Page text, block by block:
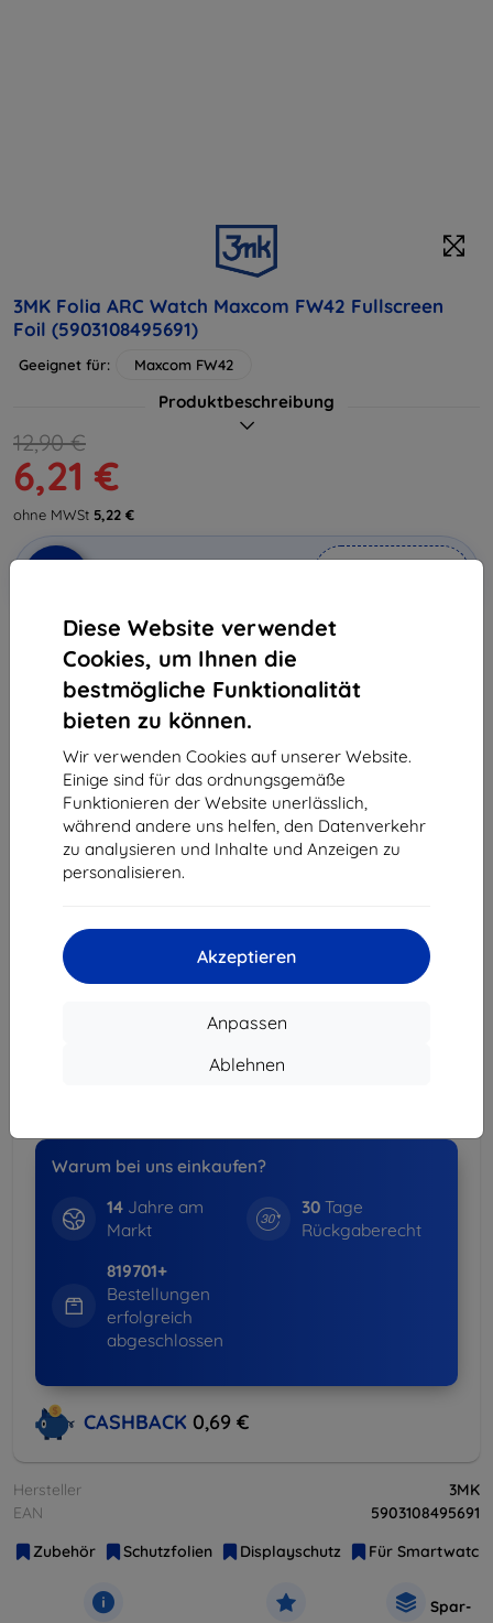
Diese Website verwendet
Cookies, um Ihnen die
bestmögliche Funktionalität
bieten zu können.
Wir verwenden Cookies auf unserer Website.
Einige sind für das ordnungsgemäße
Funktionieren der Website unerlässlich,
während andere uns helfen, den Datenverkehr
zu analysieren und Inhalte und Anzeigen zu
personalisieren.
Akzeptieren
Anpassen
Ablehnen
3MK Folia ARC Watch Maxcom FW42 Fullscreen
Foil (5903108495691)
Geeignet für: Maxcom FW42
Produktbeschreibung
12,90 €
6,21 €
ohne MWSt 5,22 €
In den
Letztes Stück auf Lager
In den Warenkorb
Massenrabatt
Lieferung 11. August - 12. August
Lieferung ab3,90 € (Frei von 80,00 €)
Hüllen + Displayschutz
Warum bei uns einkaufen?
14Jahre am
Markt
30 Tage
Rückgaberecht
819701+
Bestellungen
erfolgreich
abgeschlossen
CASHBACK 0,69 €
Hersteller
3MK
EAN
5903108495691
Zubehör
Schutzfolien Displayschutz Für Smartwatch
Spar-